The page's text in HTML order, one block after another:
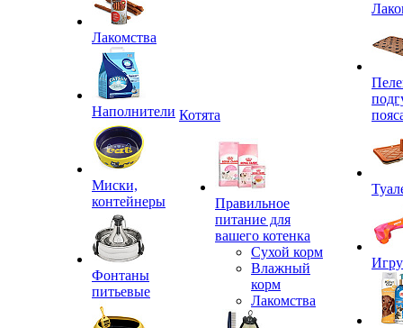
Лакомства
Наполнители
Миски,
контейнеры
Фонтаны
питьевые
Котята
Правильное
питание для
вашего котенка
Сухой корм
Влажный
корм
Лакомства